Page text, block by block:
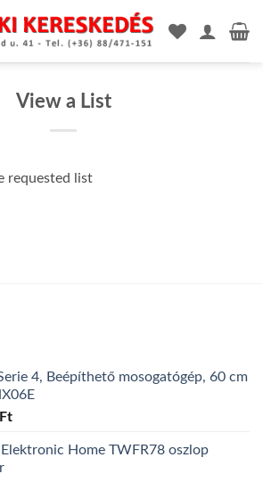
View a List
requested list
4, Beépíthető mosogatógép, 60 cm
Ft
Home TWFR78 oszlop